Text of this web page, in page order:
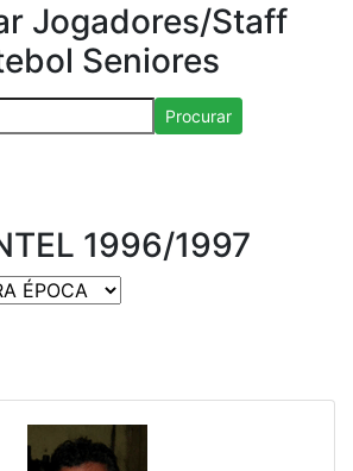
Jogadores/Staff
Seniores
Procurar
1996/1997